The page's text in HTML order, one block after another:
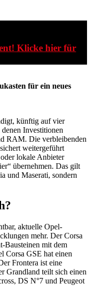
Klicke hier für
für ein neues
künftig auf vier
Investitionen
RAM. Die verbleibenden
weitergeführt
lokale Anbieter
übernehmen. Das gilt
und Maserati, sondern
aktuelle Opel-
mehr. Der Corsa
Bausteinen mit dem
Corsa GSE hat einen
Frontera ist eine
Grandland teilt sich einen
DS N°7 und Peugeot